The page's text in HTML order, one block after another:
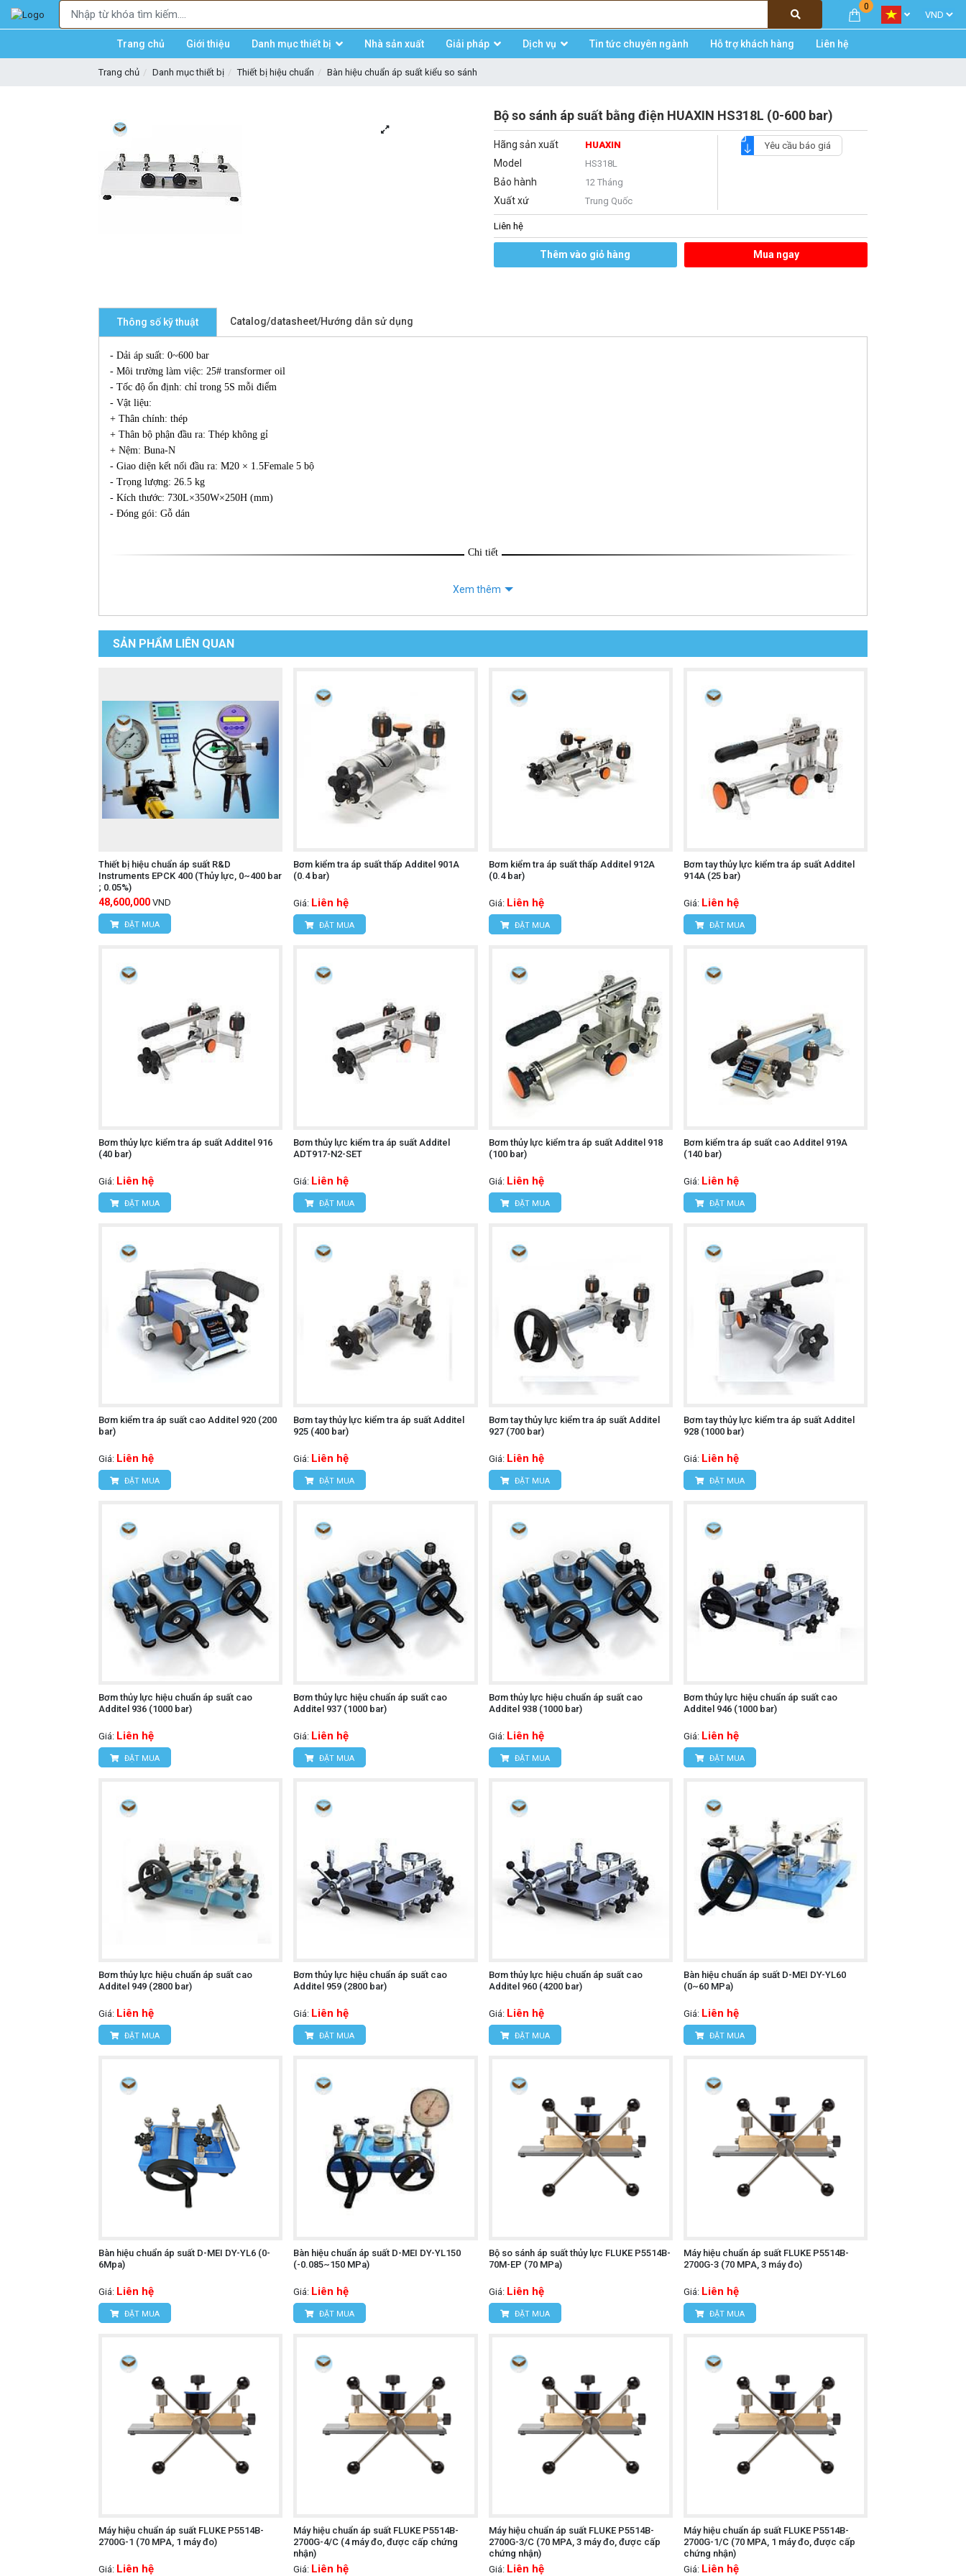
0
Trang chủ Giới thiệu Danh mục thiết bị Nhà sản xuất Giải pháp Dịch vụ Tin tức chuyên ngành Hỗ trợ khách hàng Liên hệ
Trang chủ Danh mục thiết bị Thiết bị hiệu chuẩn Bàn hiệu chuẩn áp suất kiểu so sánh
Bộ so sánh áp suất bằng điện HUAXIN HS318L (0-600 bar)
Hãng sản xuất HUAXIN
Model HS318L
Bảo hành 12 Tháng
Xuất xứ Trung Quốc
Yêu cầu báo giá
Liên hệ
Thêm vào giỏ hàng Mua ngay
Thông số kỹ thuật Catalog/datasheet/Hướng dẫn sử dụng
- Dải áp suất: 0~600 bar
- Môi trường làm việc: 25# transformer oil
- Tốc độ ổn định: chỉ trong 5S mỗi điểm
- Vật liệu:
+ Thân chính: thép
+ Thân bộ phận đầu ra: Thép không gỉ
+ Nệm: Buna-N
- Giao diện kết nối đầu ra: M20 × 1.5Female 5 bộ
- Trọng lượng: 26.5 kg
- Kích thước: 730L×350W×250H (mm)
- Đóng gói: Gỗ dán
Chi tiết
Xem thêm
SẢN PHẨM LIÊN QUAN
Thiết bị hiệu chuẩn áp suất R&D
Instruments EPCK 400 (Thủy lực, 0~400 bar
; 0.05%)
48,600,000 VND
ĐẶT MUA
Bơm kiểm tra áp suất thấp Additel 901A
(0.4 bar)
Giá: Liên hệ
ĐẶT MUA
Bơm kiểm tra áp suất thấp Additel 912A
(0.4 bar)
Giá: Liên hệ
ĐẶT MUA
Bơm tay thủy lực kiểm tra áp suất Additel
914A (25 bar)
Giá: Liên hệ
ĐẶT MUA
Bơm thủy lực kiểm tra áp suất Additel 916
(40 bar)
Giá: Liên hệ
ĐẶT MUA
Bơm thủy lực kiểm tra áp suất Additel
ADT917-N2-SET
Giá: Liên hệ
ĐẶT MUA
Bơm thủy lực kiểm tra áp suất Additel 918
(100 bar)
Giá: Liên hệ
ĐẶT MUA
Bơm kiểm tra áp suất cao Additel 919A
(140 bar)
Giá: Liên hệ
ĐẶT MUA
Bơm kiểm tra áp suất cao Additel 920 (200
bar)
Giá: Liên hệ
ĐẶT MUA
Bơm tay thủy lực kiểm tra áp suất Additel
925 (400 bar)
Giá: Liên hệ
ĐẶT MUA
Bơm tay thủy lực kiểm tra áp suất Additel
927 (700 bar)
Giá: Liên hệ
ĐẶT MUA
Bơm tay thủy lực kiểm tra áp suất Additel
928 (1000 bar)
Giá: Liên hệ
ĐẶT MUA
Bơm thủy lực hiệu chuẩn áp suất cao
Additel 936 (1000 bar)
Giá: Liên hệ
ĐẶT MUA
Bơm thủy lực hiệu chuẩn áp suất cao
Additel 937 (1000 bar)
Giá: Liên hệ
ĐẶT MUA
Bơm thủy lực hiệu chuẩn áp suất cao
Additel 938 (1000 bar)
Giá: Liên hệ
ĐẶT MUA
Bơm thủy lực hiệu chuẩn áp suất cao
Additel 946 (1000 bar)
Giá: Liên hệ
ĐẶT MUA
Bơm thủy lực hiệu chuẩn áp suất cao
Additel 949 (2800 bar)
Giá: Liên hệ
ĐẶT MUA
Bơm thủy lực hiệu chuẩn áp suất cao
Additel 959 (2800 bar)
Giá: Liên hệ
ĐẶT MUA
Bơm thủy lực hiệu chuẩn áp suất cao
Additel 960 (4200 bar)
Giá: Liên hệ
ĐẶT MUA
Bàn hiệu chuẩn áp suất D-MEI DY-YL60
(0~60 MPa)
Giá: Liên hệ
ĐẶT MUA
Bàn hiệu chuẩn áp suất D-MEI DY-YL6 (0-
6Mpa)
Giá: Liên hệ
ĐẶT MUA
Bàn hiệu chuẩn áp suất D-MEI DY-YL150
(-0.085~150 MPa)
Giá: Liên hệ
ĐẶT MUA
Bộ so sánh áp suất thủy lực FLUKE P5514B-
70M-EP (70 MPa)
Giá: Liên hệ
ĐẶT MUA
Máy hiệu chuẩn áp suất FLUKE P5514B-
2700G-3 (70 MPA, 3 máy đo)
Giá: Liên hệ
ĐẶT MUA
Máy hiệu chuẩn áp suất FLUKE P5514B-
2700G-1 (70 MPA, 1 máy đo)
Giá: Liên hệ
Máy hiệu chuẩn áp suất FLUKE P5514B-
2700G-4/C (4 máy đo, được cấp chứng
nhận)
Giá: Liên hệ
Máy hiệu chuẩn áp suất FLUKE P5514B-
2700G-3/C (70 MPA, 3 máy đo, được cấp
chứng nhận)
Giá: Liên hệ
Máy hiệu chuẩn áp suất FLUKE P5514B-
2700G-1/C (70 MPA, 1 máy đo, được cấp
chứng nhận)
Giá: Liên hệ